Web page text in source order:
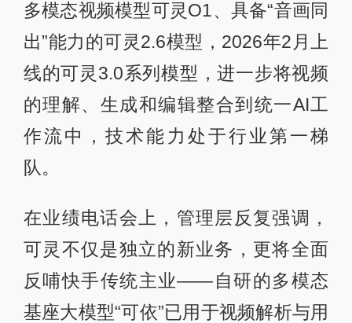
多模态视频模型可灵O1、具备“音画同
出”能力的可灵2.6模型，2026年2月上
线的可灵3.0系列模型，进一步将视频
的理解、生成和编辑整合到统一AI工
作流中，技术能力处于行业第一梯
队。
在业绩电话会上，管理层反复强调，
可灵不仅是独立的新业务，更将全面
反哺快手传统主业——自研的多模态
基座大模型“可依”已用于视频解析与用